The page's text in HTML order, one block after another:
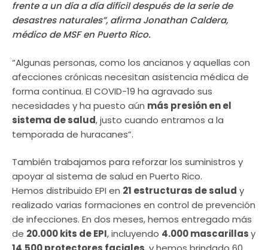
frente a un día a día difícil después de la serie de
desastres naturales”, afirma Jonathan Caldera,
médico de MSF en Puerto Rico.
“Algunas personas, como los ancianos y aquellas con
afecciones crónicas necesitan asistencia médica de
forma continua. El COVID-19 ha agravado sus
necesidades y ha puesto aún más presión en el
sistema de salud, justo cuando entramos a la
temporada de huracanes”.
También trabajamos para reforzar los suministros y
apoyar al sistema de salud en Puerto Rico.
Hemos distribuido EPI en 21 estructuras de salud y
realizado varias formaciones en control de prevención
de infecciones. En dos meses, hemos entregado más
de 20.000 kits de EPI, incluyendo 4.000 mascarillasy